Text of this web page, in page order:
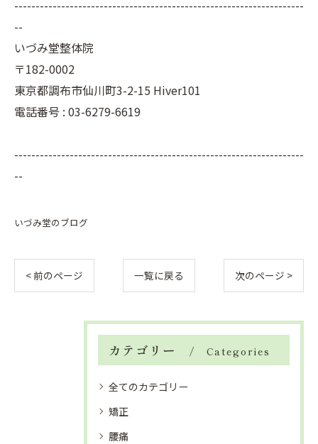
--------------------------------------------------------------------
--
いづみ堂整体院
〒182-0002
東京都調布市仙川町3-2-15 Hiver101
電話番号 : 03-6279-6619
--------------------------------------------------------------------
--
いづみ堂のブログ
< 前のページ 一覧に戻る 次のページ >
カテゴリー Categories
全てのカテゴリー
矯正
腰痛